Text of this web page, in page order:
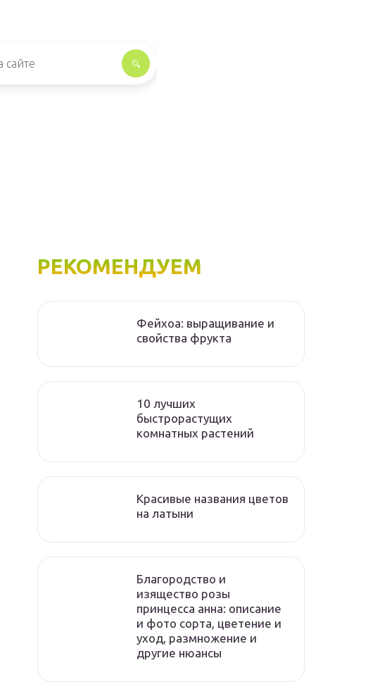
РЕКОМЕНДУЕМ
Фейхоа: выращивание и
свойства фрукта
10 лучших
быстрорастущих
комнатных растений
Красивые названия цветов
на латыни
Благородство и
изящество розы
принцесса анна: описание
и фото сорта, цветение и
уход, размножение и
другие нюансы